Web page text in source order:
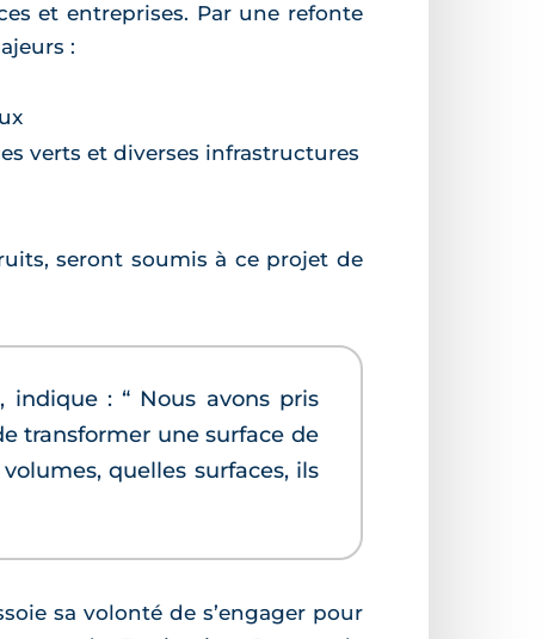
et entreprises. Par une refonte
:
verts et diverses infrastructures
seront soumis à ce projet de
indique : “ Nous avons pris
transformer une surface de
quelles surfaces, ils
sa volonté de s’engager pour